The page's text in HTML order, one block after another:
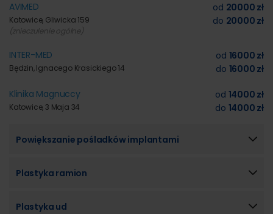
AVIMED
Katowice, Gliwicka 159
(znieczulenie ogólne)
od 20000 zł
do 20000 zł
INTER-MED
Będzin, Ignacego Krasickiego 14
od 16000 zł
do 16000 zł
Klinika Magnuccy
Katowice, 3 Maja 34
od 14000 zł
do 14000 zł
Powiększanie pośladków implantami
Plastyka ramion
Plastyka ud